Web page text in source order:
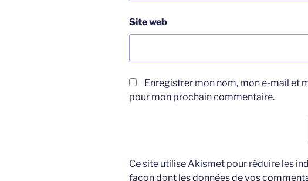
Site web
Enregistrer mon nom, mon e-mail et
pour mon prochain commentaire.
Ce site utilise Akismet pour réduire les
façon dont les données de vos